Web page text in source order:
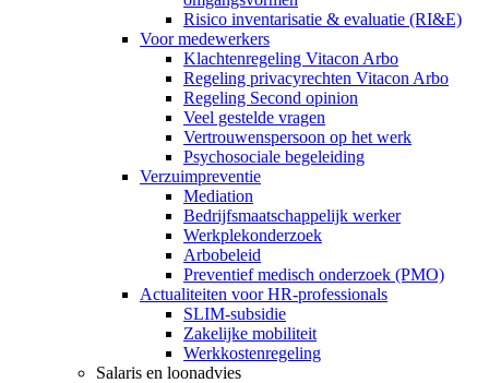
Risico inventarisatie & evaluatie (RI&E)
Voor medewerkers
Klachtenregeling Vitacon Arbo
Regeling privacyrechten Vitacon Arbo
Regeling Second opinion
Veel gestelde vragen
Vertrouwenspersoon op het werk
Psychosociale begeleiding
Verzuimpreventie
Mediation
Bedrijfsmaatschappelijk werker
Werkplekonderzoek
Arbobeleid
Preventief medisch onderzoek (PMO)
Actualiteiten voor HR-professionals
SLIM-subsidie
Zakelijke mobiliteit
Werkkostenregeling
Salaris en loonadvies